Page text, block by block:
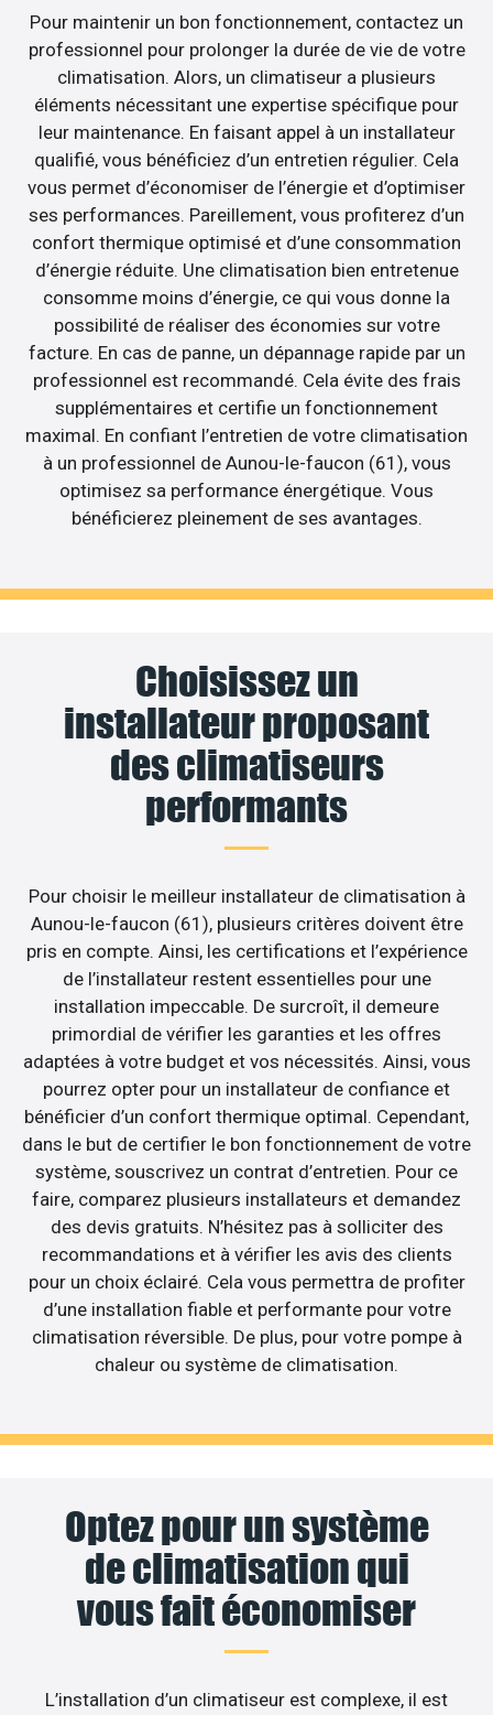
Pour maintenir un bon fonctionnement, contactez un
professionnel pour prolonger la durée de vie de votre
climatisation. Alors, un climatiseur a plusieurs
éléments nécessitant une expertise spécifique pour
leur maintenance. En faisant appel à un installateur
qualifié, vous bénéficiez d’un entretien régulier. Cela
vous permet d’économiser de l’énergie et d’optimiser
ses performances. Pareillement, vous profiterez d’un
confort thermique optimisé et d’une consommation
d’énergie réduite. Une climatisation bien entretenue
consomme moins d’énergie, ce qui vous donne la
possibilité de réaliser des économies sur votre
facture. En cas de panne, un dépannage rapide par un
professionnel est recommandé. Cela évite des frais
supplémentaires et certifie un fonctionnement
maximal. En confiant l’entretien de votre climatisation
à un professionnel de Aunou-le-faucon (61), vous
optimisez sa performance énergétique. Vous
bénéficierez pleinement de ses avantages.
Choisissez un
installateur proposant
des climatiseurs
performants
Pour choisir le meilleur installateur de climatisation à
Aunou-le-faucon (61), plusieurs critères doivent être
pris en compte. Ainsi, les certifications et l’expérience
de l’installateur restent essentielles pour une
installation impeccable. De surcroît, il demeure
primordial de vérifier les garanties et les offres
adaptées à votre budget et vos nécessités. Ainsi, vous
pourrez opter pour un installateur de confiance et
bénéficier d’un confort thermique optimal. Cependant,
dans le but de certifier le bon fonctionnement de votre
système, souscrivez un contrat d’entretien. Pour ce
faire, comparez plusieurs installateurs et demandez
des devis gratuits. N’hésitez pas à solliciter des
recommandations et à vérifier les avis des clients
pour un choix éclairé. Cela vous permettra de profiter
d’une installation fiable et performante pour votre
climatisation réversible. De plus, pour votre pompe à
chaleur ou système de climatisation.
Optez pour un système
de climatisation qui
vous fait économiser
L’installation d’un climatiseur est complexe, il est